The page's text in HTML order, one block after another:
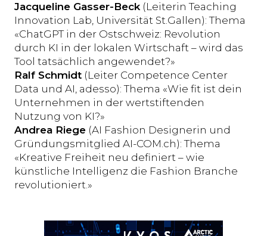
Jacqueline Gasser-Beck(Leiterin Teaching
Innovation Lab, Universität St.Gallen): Thema
«ChatGPT in der Ostschweiz: Revolution
durch KI in der lokalen Wirtschaft – wird das
Tool tatsächlich angewendet?»
Ralf Schmidt (Leiter Competence Center
Data und AI, adesso): Thema «Wie fit ist dein
Unternehmen in der wertstiftenden
Nutzung von KI?»
Andrea Riege (AI Fashion Designerin und
Gründungsmitglied AI-COM.ch): Thema
«Kreative Freiheit neu definiert – wie
künstliche Intelligenz die Fashion Branche
revolutioniert.»